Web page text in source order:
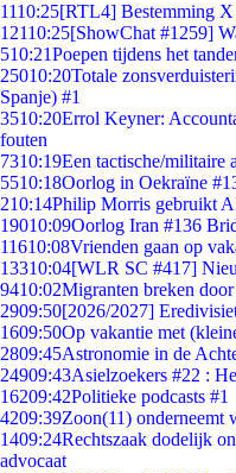
1110:25[RTL4] Bestemming X
12110:25[ShowChat #1259]
510:21Poepen tijdens het
25010:20Totale
Spanje) #1
3510:20Errol Keyner:
fouten
7310:19Een tactische/militaire
5510:18Oorlog in Oekraïne
210:14Philip Morris gebruikt
19010:09Oorlog Iran #136
11610:08Vrienden gaan op
13310:04[WLR SC #417]
9410:02Migranten breken
2909:50[2026/2027]
1609:50Op vakantie met
2809:45Astronomie in de
24909:43Asielzoekers #22 :
16209:42Politieke podcasts #1
4209:39Zoon(11) onderneemt
1409:24Rechtszaak dodelijk
advocaat